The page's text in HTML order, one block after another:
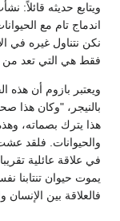
ويتابع حديثه
اندماج تام مع
نكن نتناول غيره في
فقط هي التي تعد من
ويعتبر بازوم أن هذه
بالنيجر، "وكان هذا
هذا يترك بصماته،
والحيوانات. فلقد
في علاقة عائلية
يموت حيوان
فالعلاقة بين